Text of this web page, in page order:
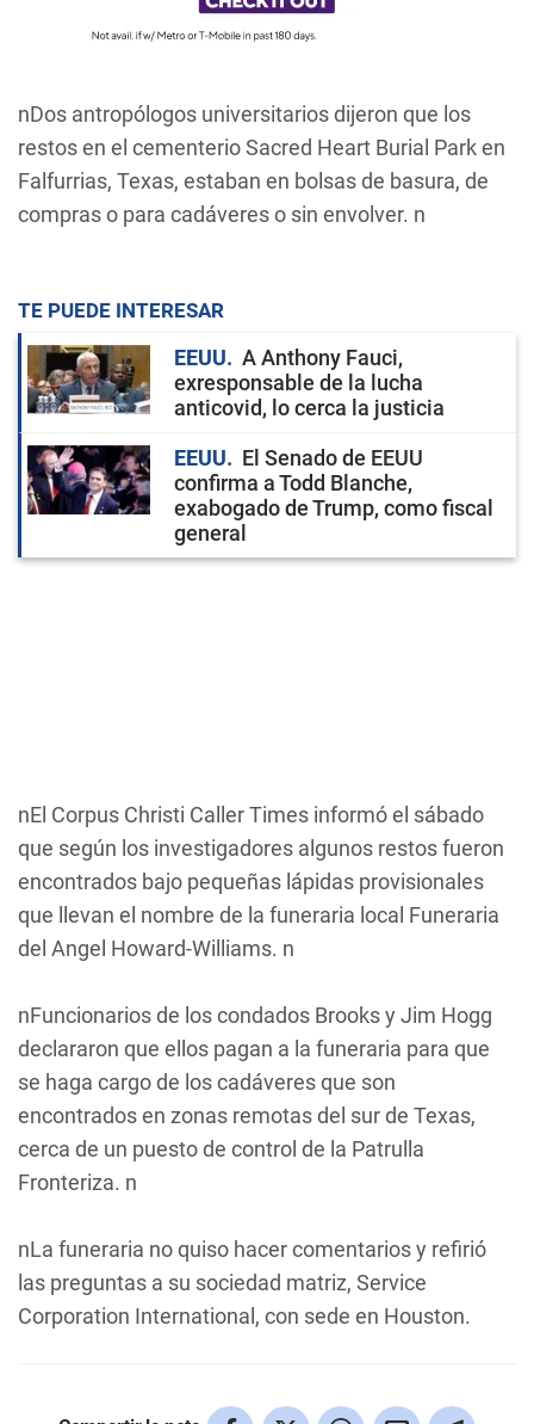
nDos antropólogos universitarios dijeron que los
restos en el cementerio Sacred Heart Burial Park en
Falfurrias, Texas, estaban en bolsas de basura, de
compras o para cadáveres o sin envolver. n
TE PUEDE INTERESAR
EEUU
A Anthony Fauci,
exresponsable de la lucha
anticovid, lo cerca la justicia
EEUU
El Senado de EEUU
confirma a Todd Blanche,
exabogado de Trump, como fiscal
general
nEl Corpus Christi Caller Times informó el sábado
que según los investigadores algunos restos fueron
encontrados bajo pequeñas lápidas provisionales
que llevan el nombre de la funeraria local Funeraria
del Angel Howard-Williams. n
nFuncionarios de los condados Brooks y Jim Hogg
declararon que ellos pagan a la funeraria para que
se haga cargo de los cadáveres que son
encontrados en zonas remotas del sur de Texas,
cerca de un puesto de control de la Patrulla
Fronteriza. n
nLa funeraria no quiso hacer comentarios y refirió
las preguntas a su sociedad matriz, Service
Corporation International, con sede en Houston.